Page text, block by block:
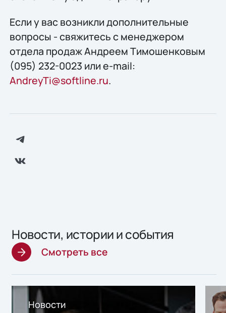
Если у вас возникли дополнительные
вопросы - свяжитесь с менеджером
отдела продаж Андреем Тимошенковым
(095) 232-0023 или e-mail:
AndreyTi@softline.ru.
Новости, истории и события
Смотреть все
Новости